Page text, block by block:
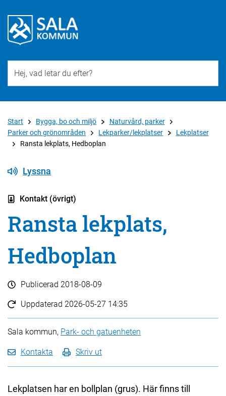
Start Bygga, bo och miljö
Naturvård, parker
Parker och grönområden
Lekparker/lekplatser
Lekplatser
Ransta lekplats, Hedboplan
Lyssna
Kontakt (övrigt)
Ransta lekplats,
Hedboplan
Publicerad 2018-08-09
Uppdaterad 2026-05-27 14:35
Sala kommun, Park- och gatuenheten
Kontakta Skriv ut
Lekplatsen har en bollplan (grus). Här finns till